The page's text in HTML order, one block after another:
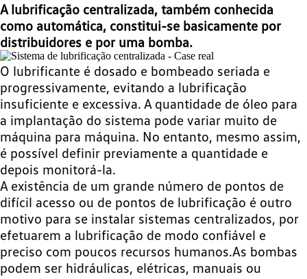
A lubrificação centralizada, também conhecida
como automática, constitui-se basicamente por
distribuidores e por uma bomba.
O lubrificante é dosado e bombeado seriada e
progressivamente, evitando a lubrificação
insuficiente e excessiva. A quantidade de óleo para
a implantação do sistema pode variar muito de
máquina para máquina. No entanto, mesmo assim,
é possível definir previamente a quantidade e
depois monitorá-la.
A existência de um grande número de pontos de
difícil acesso ou de pontos de lubrificação é outro
motivo para se instalar sistemas centralizados, por
efetuarem a lubrificação de modo confiável e
preciso com poucos recursos humanos.As bombas
podem ser hidráulicas, elétricas, manuais ou